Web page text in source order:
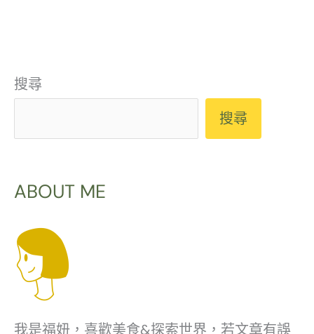
搜尋
搜尋
ABOUT ME
我是福妞，喜歡美食&探索世界，若文章有誤